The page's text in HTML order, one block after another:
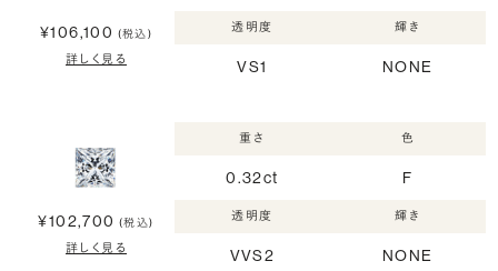
¥106,100 (税込)
詳しく見る
透明度
VS1
輝き
NONE
¥102,700 (税込)
詳しく見る
重さ
0.32ct
色
F
透明度
VVS2
輝き
NONE